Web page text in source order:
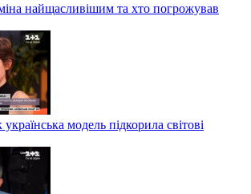
найщасливішим та хто погрожував
модель підкорила світові